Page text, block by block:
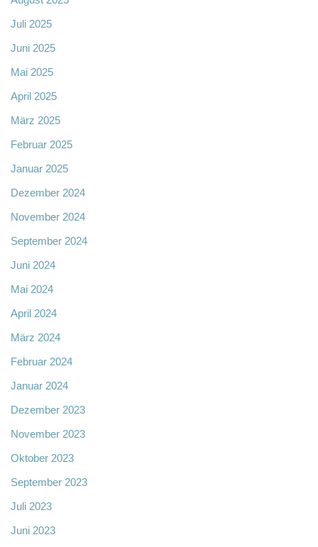
Juli 2025
Juni 2025
Mai 2025
April 2025
März 2025
Februar 2025
Januar 2025
Dezember 2024
November 2024
September 2024
Juni 2024
Mai 2024
April 2024
März 2024
Februar 2024
Januar 2024
Dezember 2023
November 2023
Oktober 2023
September 2023
Juli 2023
Juni 2023